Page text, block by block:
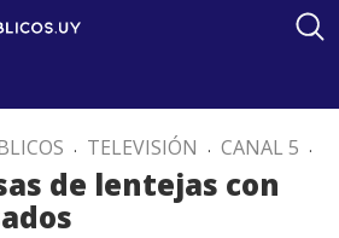
. TELEVISIÓN . CANAL 5 .
de lentejas con